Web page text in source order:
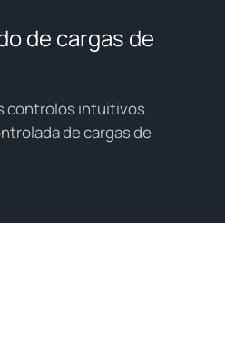
de cargas de
controlos intuitivos
de cargas de